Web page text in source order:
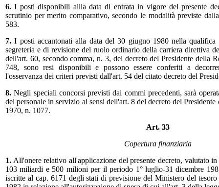
6.I posti disponibili allla data di entrata in vigore del presente
scrutinio per merito comparativo, secondo le modalità previste
583.
7.I posti accantonati alla data del 30 giugno 1980 nella
segreteria e di revisione del ruolo ordinario della carriera direttiva
dell'art. 60, secondo comma, n. 3, del decreto del Presidente della
748, sono resi disponibili e possono essere conferiti a
l'osservanza dei criteri previsti dall'art. 54 del citato decreto del
8.Negli speciali concorsi previsti dai commi precedenti, sarà
del personale in servizio ai sensi dell'art. 8 del decreto del
1970, n. 1077.
Art. 33
Copertura finanziaria
1. All'onere relativo all'applicazione del presente decreto, valutato
103 miliardi e 500 milioni per il periodo 1° luglio-31 dicembre
iscritte al cap. 6171 degli stati di previsione del Ministero del